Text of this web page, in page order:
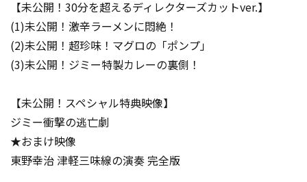
【未公開！30分を超えるディレクターズカットver.】
(1)未公開！激辛ラーメンに悶絶！
(2)未公開！超珍味！マグロの「ポンプ」
(3)未公開！ジミー特製カレーの裏側！
【未公開！スペシャル特典映像】
ジミー衝撃の逃亡劇
★おまけ映像
東野幸治 津軽三味線の演奏 完全版